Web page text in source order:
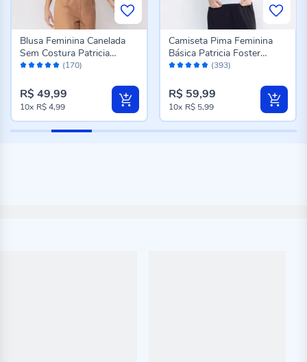
Avaliação: (170)
Blusa Feminina Canelada
Sem Costura Patricia
Foster Preto
R$ 49,99
10x R$ 4,99
Avaliação: (393)
Camiseta Pima Feminina
Básica Patricia Foster
Branco
R$ 59,99
10x R$ 5,99